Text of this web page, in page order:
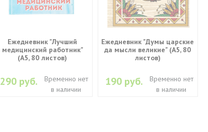
Ежедневник "Лучший
медицинский работник"
(А5, 80 листов)
290 руб.
Временно нет
в наличии
Ежедневник "Думы царские
да мысли великие" (A5, 80
листов)
190 руб.
Временно нет
в наличии